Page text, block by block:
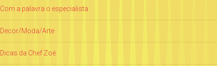
Com a palavra o especialista
Decor/Moda/Arte
Dicas da Chef Zoë